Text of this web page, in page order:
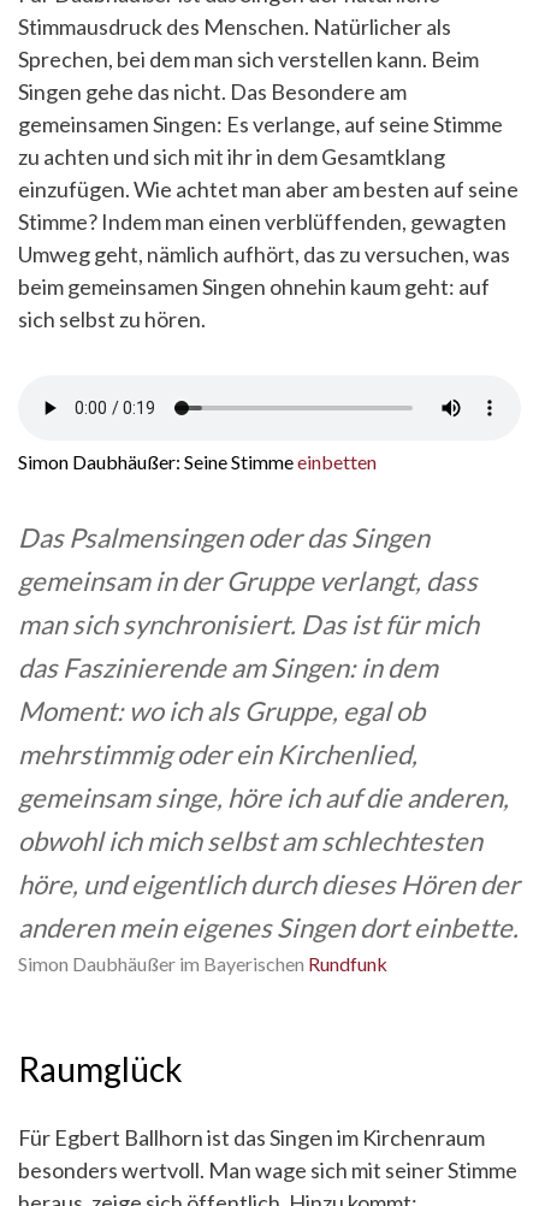
Stimmausdruck des Menschen. Natürlicher als
Sprechen, bei dem man sich verstellen kann. Beim
Singen gehe das nicht. Das Besondere am
gemeinsamen Singen: Es verlange, auf seine Stimme
zu achten und sich mit ihr in dem Gesamtklang
einzufügen. Wie achtet man aber am besten auf seine
Stimme? Indem man einen verblüffenden, gewagten
Umweg geht, nämlich aufhört, das zu versuchen, was
beim gemeinsamen Singen ohnehin kaum geht: auf
sich selbst zu hören.
Simon Daubhäußer: Seine Stimmeeinbetten
Das Psalmensingen oder das Singen
gemeinsam in der Gruppe verlangt, dass
man sich synchronisiert. Das ist für mich
das Faszinierende am Singen: in dem
Moment: wo ich als Gruppe, egal ob
mehrstimmig oder ein Kirchenlied,
gemeinsam singe, höre ich auf die anderen,
obwohl ich mich selbst am schlechtesten
höre, und eigentlich durch dieses Hören der
anderen mein eigenes Singen dort einbette.
Simon Daubhäußer im Bayerischen Rundfunk
Raumglück
Für Egbert Ballhorn ist das Singen im Kirchenraum
besonders wertvoll. Man wage sich mit seiner Stimme